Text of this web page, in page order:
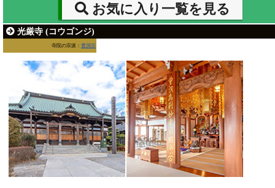
お気に入り一覧を見る
光厳寺 (コウゴンジ)
寺院の宗派： 曹洞宗